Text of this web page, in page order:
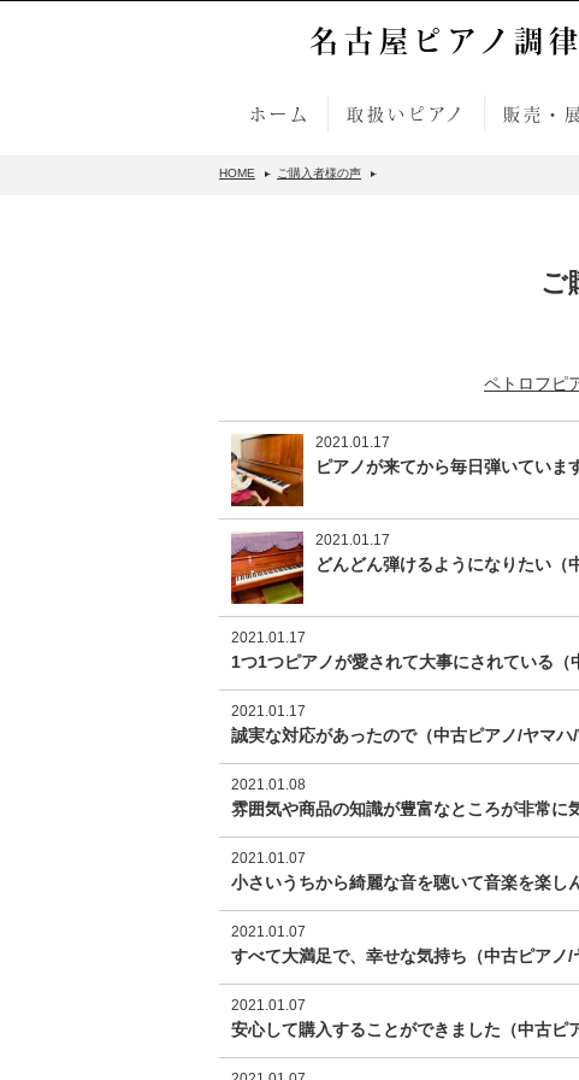
名古屋ピアノ調
ホーム 取扱いピアノ 販売・
HOME ご購入者様の声
ご
ペトロフピ
2021.01.17
ピアノが来てから毎日弾いていま
2021.01.17
どんどん弾けるようになりたい（
2021.01.17
1つ1つピアノが愛されて大事にされている（
2021.01.17
誠実な対応があったので（中古ピアノ/ヤマハ/
2021.01.08
雰囲気や商品の知識が豊富なところが非常に
2021.01.07
小さいうちから綺麗な音を聴いて音楽を楽し
2021.01.07
すべて大満足で、幸せな気持ち（中古ピアノ/
2021.01.07
安心して購入することができました（中古ピ